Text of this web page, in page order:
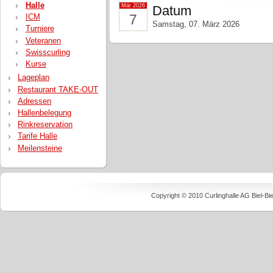
Halle
ICM
Turniere
Veteranen
Swisscurling
Kurse
Lageplan
Restaurant TAKE-OUT
Adressen
Hallenbelegung
Rinkreservation
Tarife Halle
Meilensteine
Mär 2026
7
Datum
Samstag, 07. März 2026
Copyright © 2010 Curlinghalle AG Biel-